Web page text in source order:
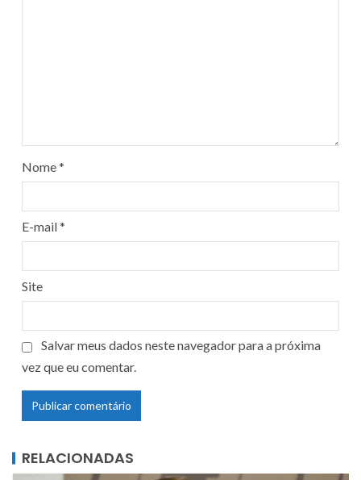
Nome*
E-mail*
Site
Salvar meus dados neste navegador para a próxima
vez que eu comentar.
RELACIONADAS